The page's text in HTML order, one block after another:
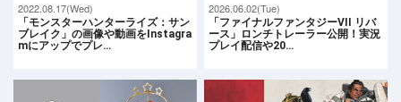
2022.08.17(Wed)
「モンスターハンターライズ：サン
ブレイク」の画像や動画をInstagra
mにアップでプレ…
2026.06.02(Tue)
「ファイナルファンタジーVII リバ
ース」ロンチトレーラー公開！実況
プレイ配信や20…